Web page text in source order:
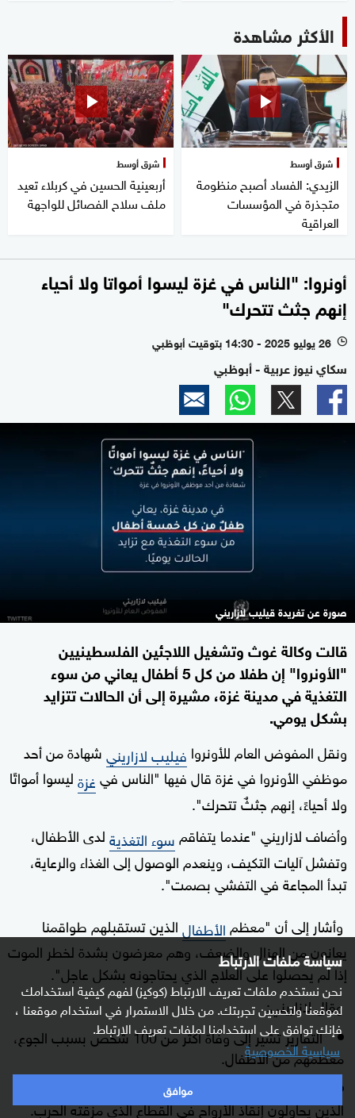
سياسة ملفات الارتباط
نحن نستخدم ملفات تعريف الارتباط (كوكيز) لفهم كيفية استخدامك
لموقعنا ولتحسين تجربتك. من خلال الاستمرار في استخدام موقعنا ،
فإنك توافق على استخدامنا لملفات تعريف الارتباط.
سياسية الخصوصية
موافق
الأكثر مشاهدة
شرق أوسط
الزيدي: الفساد أصبح منظومة
متجذرة في المؤسسات
العراقية
شرق أوسط
أربعينية الحسين في كربلاء تعيد
ملف سلاح الفصائل للواجهة
أونروا: "الناس في غزة ليسوا أمواتا ولا أحياء
إنهم جثث تتحرك"
l 26 يوليو 2025 - 14:30 بتوقيت أبوظبي
سكاي نيوز عربية - أبوظبي
صورة عن تغريدة قيليب لازاريني
قالت وكالة غوث وتشغيل اللاجئين الفلسطينيين
"الأونروا" إن طفلا من كل 5 أطفال يعاني من سوء
التغذية في مدينة غزة، مشيرة إلى أن الحالات تتزايد
بشكل يومي.
ونقل المفوض العام للأونروا فيليب لازارينيشهادة من أحد
موظفي الأونروا في غزة قال فيها "الناس فيغزةليسوا أمواتًا
ولا أحياءً، إنهم جثثٌ تتحرك".
وأضاف لازاريني "عندما يتفاقمسوء التغذيةلدى الأطفال،
وتفشل آليات التكيف، وينعدم الوصول إلى الغذاء والرعاية،
تبدأ المجاعة في التفشي بصمت".
وأشار إلى أن "معظم الأطفالالذين تستقبلهم طواقمنا
يعانون من الهزال والضعف، وهم معرضون بشدة لخطر الموت
إذا لم يحصلوا على العلاج الذي يحتاجونه بشكل عاجل".
وقال لازاريني:
التقارير تشير إلى وفاة أكثر من 100 شخص بسبب الجوع،
معظمهم من الأطفال.
هذه الأزمة المتفاقمة تطال الجميع، بمن فيهم أولئك
الذين يحاولون إنقاذ الأرواح في القطاع الذي مزقته الحرب.